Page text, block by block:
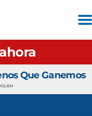
Que Ganemos